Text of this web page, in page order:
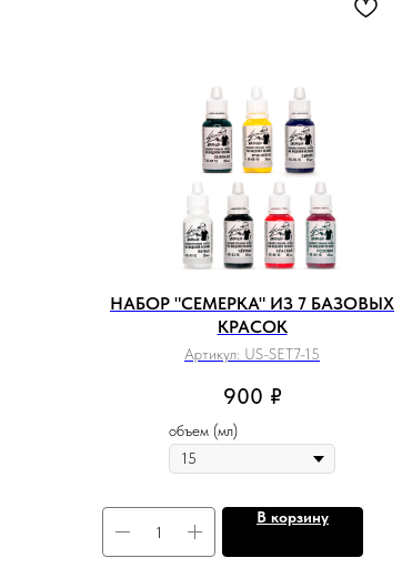
НАБОР "СЕМЕРКА" ИЗ 7 БАЗОВЫХ
КРАСОК
Артикул: US-SET7-15
900 ₽
объем (мл)
В корзину